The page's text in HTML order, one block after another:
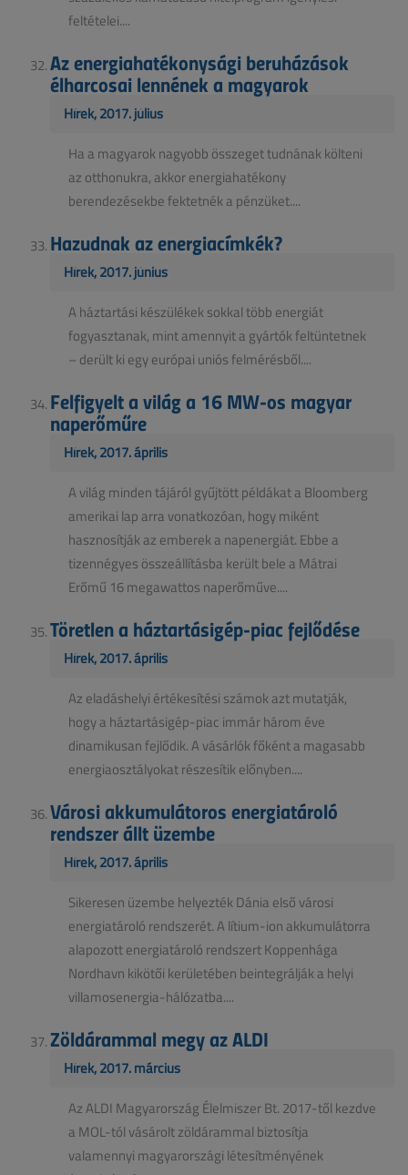
feltételei....
Az energiahatékonysági beruházások
élharcosai lennének a magyarok
Hírek, 2017. július
Ha a magyarok nagyobb összeget tudnának költeni
az otthonukra, akkor energiahatékony
berendezésekbe fektetnék a pénzüket....
Hazudnak az energiacímkék?
Hírek, 2017. június
A háztartási készülékek sokkal több energiát
fogyasztanak, mint amennyit a gyártók feltüntetnek
– derült ki egy európai uniós felmérésből....
Felfigyelt a világ a 16 MW-os magyar
naperőműre
Hírek, 2017. április
A világ minden tájáról gyűjtött példákat a Bloomberg
amerikai lap arra vonatkozóan, hogy miként
hasznosítják az emberek a napenergiát. Ebbe a
tizennégyes összeállításba került bele a Mátrai
Erőmű 16 megawattos naperőműve....
Töretlen a háztartásigép-piac fejlődése
Hírek, 2017. április
Az eladáshelyi értékesítési számok azt mutatják,
hogy a háztartásigép-piac immár három éve
dinamikusan fejlődik. A vásárlók főként a magasabb
energiaosztályokat részesítik előnyben....
Városi akkumulátoros energiatároló
rendszer állt üzembe
Hírek, 2017. április
Sikeresen üzembe helyezték Dánia első városi
energiatároló rendszerét. A lítium-ion akkumulátorra
alapozott energiatároló rendszert Koppenhága
Nordhavn kikötői kerületében beintegrálják a helyi
villamosenergia-hálózatba....
Zöldárammal megy az ALDI
Hírek, 2017. március
Az ALDI Magyarország Élelmiszer Bt. 2017-től kezdve
a MOL-tól vásárolt zöldárammal biztosítja
valamennyi magyarországi létesítményének